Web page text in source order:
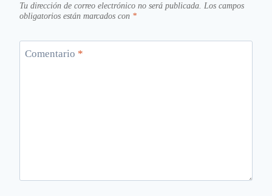
Tu dirección de correo electrónico no será publicada. Los campos
obligatorios están marcados con *
Comentario *